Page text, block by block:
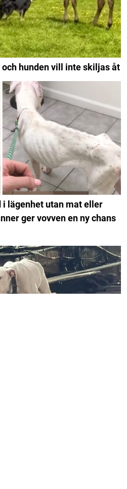
hunden vill inte skiljas åt
lägenhet utan mat eller
ger vovven en ny chans